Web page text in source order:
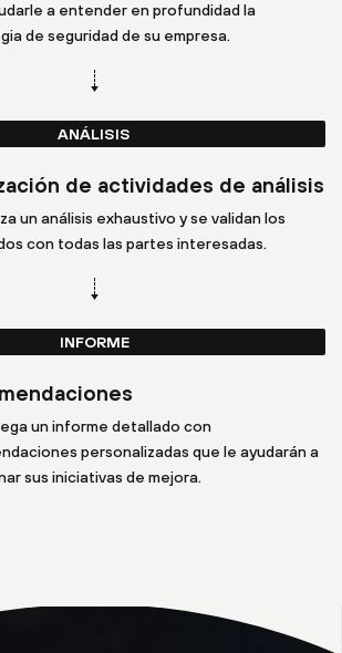
a entender en profundidad la
de seguridad de su empresa.
ANÁLISIS
de actividades de análisis
un análisis exhaustivo y se validan los
con todas las partes interesadas.
INFORME
un informe detallado con
personalizadas que le ayudarán a
sus iniciativas de mejora.